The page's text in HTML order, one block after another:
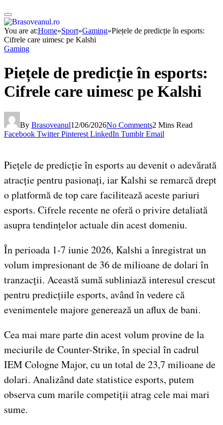
You are at:Home»Sport»Gaming»Piețele de predicție în esports:
Cifrele care uimesc pe Kalshi
Gaming
Piețele de predicție în esports:
Cifrele care uimesc pe Kalshi
By Brasoveanul12/06/2026No Comments2 Mins Read
Facebook Twitter Pinterest LinkedIn Tumblr Email
Piețele de predicție în esports au devenit o adevărată
atracție pentru pasionați, iar Kalshi se remarcă drept
o platformă de top care facilitează aceste pariuri
esports. Cifrele recente ne oferă o privire detaliată
asupra tendințelor actuale din acest domeniu.
În perioada 1-7 iunie 2026, Kalshi a înregistrat un
volum impresionant de 36 de milioane de dolari în
tranzacții. Această sumă subliniază interesul crescut
pentru predicțiile esports, având în vedere că
evenimentele majore generează un aflux de bani.
Cea mai mare parte din acest volum provine de la
meciurile de Counter-Strike, în special în cadrul
IEM Cologne Major, cu un total de 23,7 milioane de
dolari. Analizând date statistice esports, putem
observa cum marile competiții atrag cele mai mari
sume.